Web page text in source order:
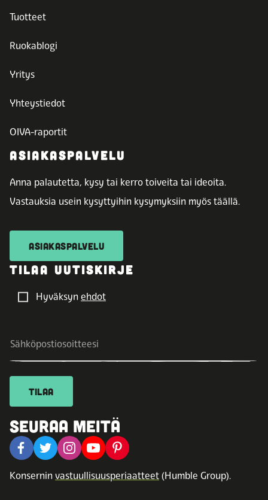
Tuotteet
Ruokablogi
Yritys
Yhteystiedot
OIVA-raportit
ASIAKASPALVELU
Anna palautetta, kysy tai kerro toiveita tai ideoita.
Vastauksia usein kysyttyihin kysymyksiin myös täällä.
ASIAKASPALVELU
TILAA UUTISKIRJE
Hyväksyn ehdot
TILAA
SEURAA MEITÄ
Konsernin vastuullisuusperiaatteet (Humble Group).